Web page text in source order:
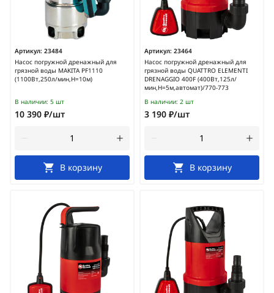
Артикул: 23484
Насос погружной дренажный для
грязной воды MAKITA PF1110
(1100Вт,250л/мин,H=10м)
В наличии: 5 шт
10 390 ₽/шт
В корзину
Артикул: 23464
Насос погружной дренажный для
грязной воды QUATTRO ELEMENTI
DRENAGGIO 400F (400Вт,125л/
мин,H=5м,автомат)/770-773
В наличии: 2 шт
3 190 ₽/шт
В корзину